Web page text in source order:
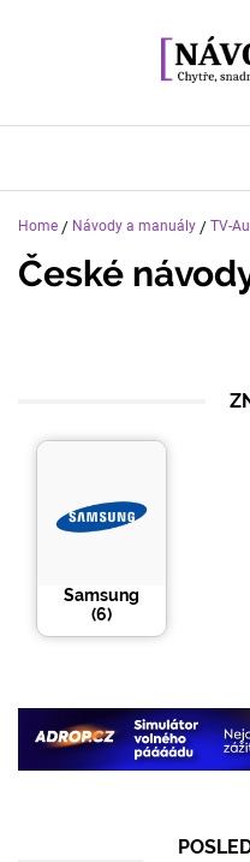
Home / Návody a manuály / TV-
České
Samsung
(6)